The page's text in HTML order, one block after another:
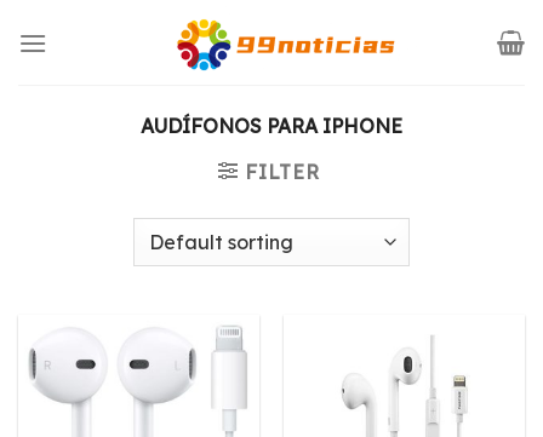
AUDÍFONOS PARA IPHONE
FILTER